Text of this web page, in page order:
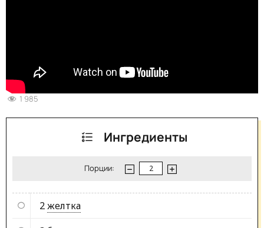
1 985
Ингредиенты
Порции:
2желтка